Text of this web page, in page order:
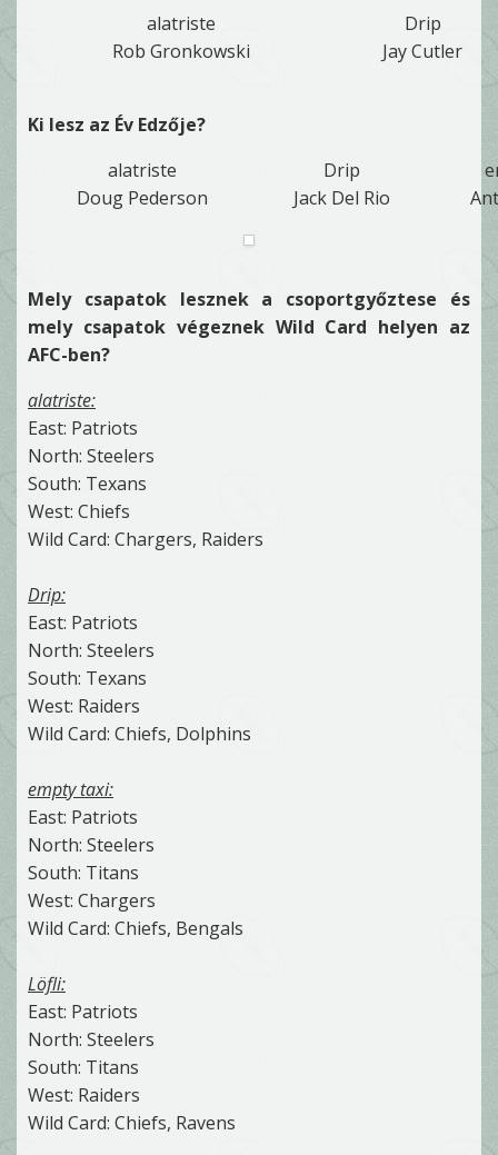
alatriste
Drip
Rob Gronkowski
Jay Cutler
Ki lesz az Év Edzője?
alatriste
Drip
Doug Pederson
Jack Del Rio
Mely csapatok lesznek a csoportgyőztese és
mely csapatok végeznek Wild Card helyen az
AFC-ben?
alatriste:
East: Patriots
North: Steelers
South: Texans
West: Chiefs
Wild Card: Chargers, Raiders
Drip:
East: Patriots
North: Steelers
South: Texans
West: Raiders
Wild Card: Chiefs, Dolphins
empty taxi:
East: Patriots
North: Steelers
South: Titans
West: Chargers
Wild Card: Chiefs, Bengals
Löfli:
East: Patriots
North: Steelers
South: Titans
West: Raiders
Wild Card: Chiefs, Ravens